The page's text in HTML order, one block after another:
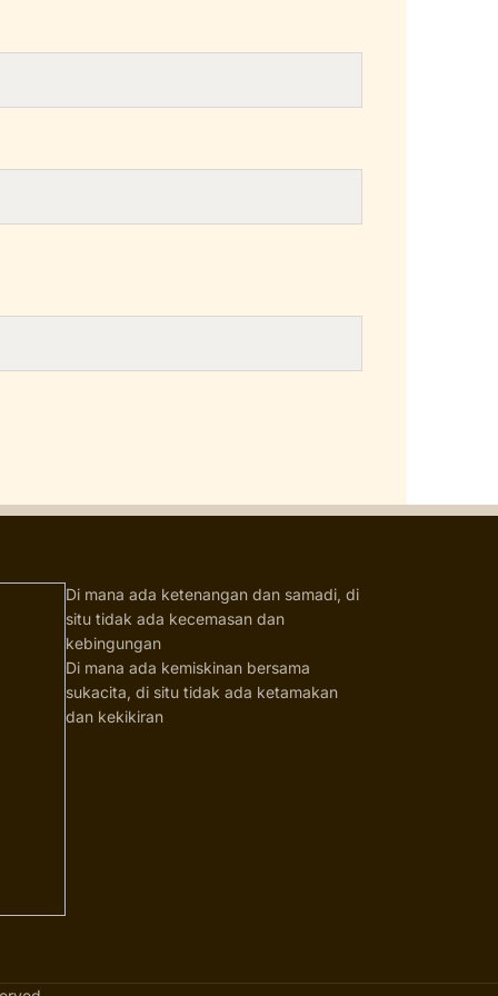
Di mana ada ketenangan dan samadi, di
situ tidak ada kecemasan dan
kebingungan
Di mana ada kemiskinan bersama
sukacita, di situ tidak ada ketamakan
dan kekikiran